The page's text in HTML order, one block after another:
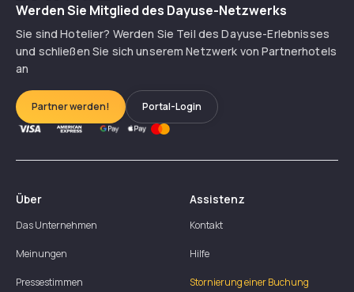
Werden Sie Mitglied des Dayuse-Netzwerks
Sie sind Hotelier? Werden Sie Teil des Dayuse-Erlebnisses
und schließen Sie sich unserem Netzwerk von Partnerhotels
an
Partner werden! Portal-Login
Über
Das Unternehmen
Meinungen
Pressestimmen
Assistenz
Kontakt
Hilfe
Stornierung einer Buchung